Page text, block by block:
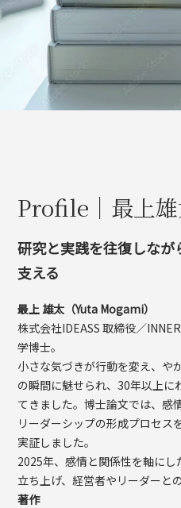
Profile｜最上
研究と実践を往復しな
支える
最上 雄太（Yuta Mogami）
株式会社IDEASS 取締役／
学博士。
小さな気づきが行動を変え、
の瞬間に魅せられ、30年以上に
てきました。博士論文では、感
リーダーシップの形成プロセス
実証しました。
2025年、感情と関係性を軸に
立ち上げ、経営者やリーダーと
著作